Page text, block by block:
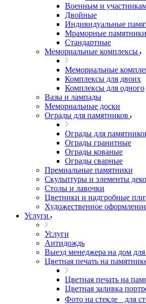
Военным и
Двойные
Индивидуальные
Мраморные памятники
Стандартные
Мемориальные комплексы
Мемориальные
Комплексы для двоих
Комплексы для одного
Вазы и лампады
Мемориальные доски
Ограды для памятников
Ограды для
Ограды гранитные
Ограды кованые
Ограды сварные
Премиальные памятники
Скульптуры и элементы
Столы и лавочки
Цветники и надгробные
Художественное
Услуги
Услуги
Антидождь
Выезд менеджера на дом для
Цветная печать на
Цветная печать на
Цветная заливка
Фото на стекле для